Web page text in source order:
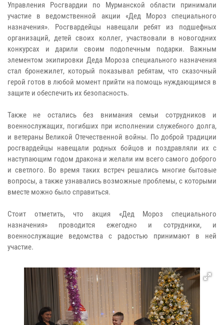
Управления Росгвардии по Мурманской области принимали
участие в ведомственной акции «Дед Мороз специального
назначения». Росгвардейцы навещали ребят из подшефных
организаций, детей своих коллег, участвовали в новогодних
конкурсах и дарили своим подопечным подарки. Важным
элементом экипировки Деда Мороза специального назначения
стал бронежилет, который показывал ребятам, что сказочный
герой готов в любой момент прийти на помощь нуждающимся в
защите и обеспечить их безопасность.
Также не остались без внимания семьи сотрудников и
военнослужащих, погибших при исполнении служебного долга,
и ветераны Великой Отечественной войны. По доброй традиции
росгвардейцы навещали родных бойцов и поздравляли их с
наступающим годом дракона и желали им всего самого доброго
и светлого. Во время таких встреч решались многие бытовые
вопросы, а также узнавались возможные проблемы, с которыми
вместе можно было справиться.
Стоит отметить, что акция «Дед Мороз специального
назначения» проводится ежегодно и сотрудники, и
военнослужащие ведомства с радостью принимают в ней
участие.